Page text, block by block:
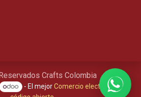
Crafts Colombia
- El mejorComercio electrónico de